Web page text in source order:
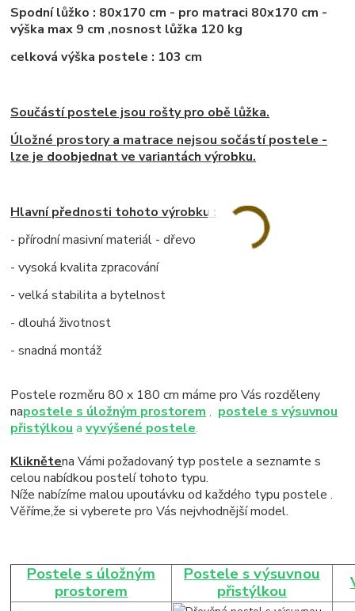
Spodní lůžko : 80x170 cm - pro matraci 80x170 cm -
výška max 9 cm ,nosnost lůžka 120 kg
celková výška postele : 103 cm
Součástí postele jsou rošty pro obě lůžka.
Úložné prostory a matrace nejsou sočástí postele -
lze je doobjednat ve variantách výrobku.
Hlavní přednosti tohoto výrobku :
- přírodní masivní materiál - dřevo
- vysoká kvalita zpracování
- velká stabilita a bytelnost
- dlouhá životnost
- snadná montáž
Postele rozměru 80 x 180 cm máme pro Vás rozděleny
napostele s úložným prostorem , postele s výsuvnou
přistýlkou avyvýšené postele.
Kliknětena Vámi požadovaný typ postele a seznamte s
celou nabídkou postelí tohoto typu.
Níže nabízíme malou upoutávku od každého typu postele .
Věříme,že si vyberete pro Vás nejvhodnější model.
Postele s úložným
prostorem
Postele s výsuvnou
přistýlkou